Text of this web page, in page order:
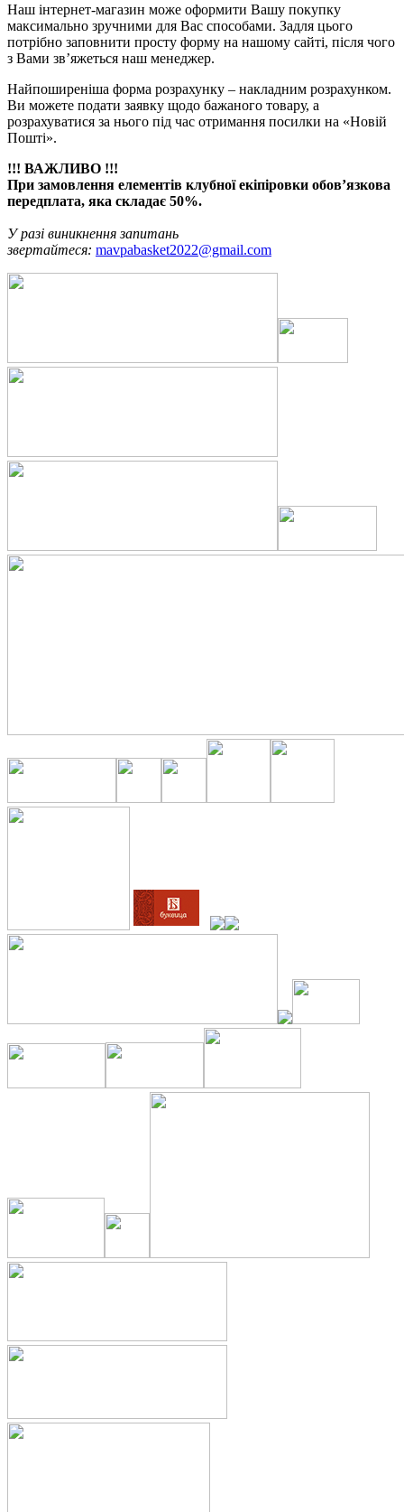
Наш інтернет-магазин може оформити Вашу покупку
максимально зручними для Вас способами. Задля цього
потрібно заповнити просту форму на нашому сайті, після чого
з Вами зв’яжеться наш менеджер.
Найпоширеніша форма розрахунку – накладним розрахунком.
Ви можете подати заявку щодо бажаного товару, а
розрахуватися за нього під час отримання посилки на «Новій
Пошті».
!!! ВАЖЛИВО !!!
При замовлення елементів клубної екіпіровки обов’язкова
передплата, яка складає 50%.
У разі виникнення запитань
звертайтеся: mavpabasket2022@gmail.com